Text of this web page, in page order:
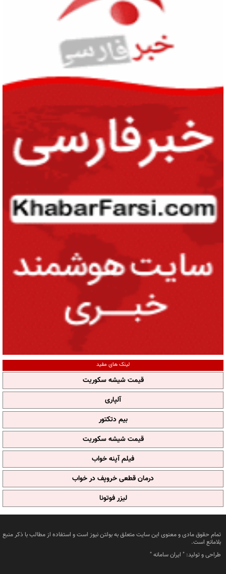
لینک های مفید
قیمت شیشه سکوریت
آلپاری
بیم دتکتور
قیمت شیشه سکوریت
فیلم آپنه خواب
درمان قطعی خروپف در خواب
لیزر فوتونا
تمام حقوق مادی و معنوی این سایت متعلق به بولتن نیوز است و استفاده از مطالب با ذکر منبع
بلامانع است.
طراحی و تولید: " ایران سامانه"